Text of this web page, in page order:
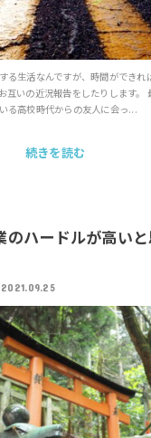
る生活なんですが、時間ができれ
互いの近況報告をしたりします。
る高校時代からの友人に会っ...
続きを読む
のハードルが高い
2021.09.25